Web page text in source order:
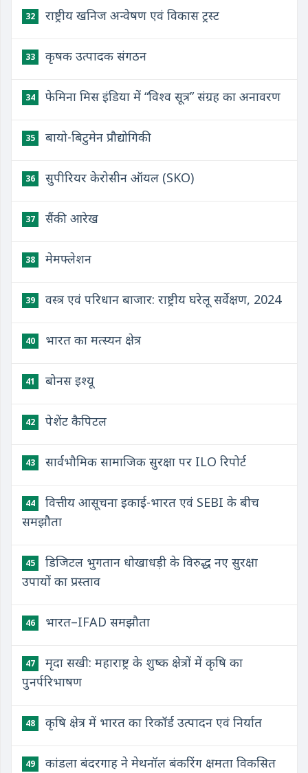
32 राष्ट्रीय खनिज अन्वेषण एवं विकास ट्रस्ट
33 कृषक उत्पादक संगठन
34 फेमिना मिस इंडिया में “विश्व सूत्र” संग्रह का अनावरण
35 बायो-बिटुमेन प्रौद्योगिकी
36 सुपीरियर केरोसीन ऑयल (SKO)
37 सैंकी आरेख
38 मेमफ्लेशन
39 वस्त्र एवं परिधान बाजार: राष्ट्रीय घरेलू सर्वेक्षण, 2024
40 भारत का मत्स्यन क्षेत्र
41 बोनस इश्यू
42 पेशेंट कैपिटल
43 सार्वभौमिक सामाजिक सुरक्षा पर ILO रिपोर्ट
44
वित्तीय आसूचना इकाई-भारत एवं SEBI के बीच
समझौता
45
डिजिटल भुगतान धोखाधड़ी के विरुद्ध नए सुरक्षा
उपायों का प्रस्ताव
46 भारत–IFAD समझौता
47
मृदा सखी: महाराष्ट्र के शुष्क क्षेत्रों में कृषि का
पुनर्परिभाषण
48 कृषि क्षेत्र में भारत का रिकॉर्ड उत्पादन एवं निर्यात
49
कांडला बंदरगाह ने मेथनॉल बंकरिंग क्षमता विकसित